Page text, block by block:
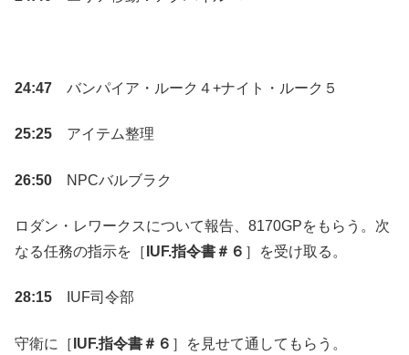
24:47 バンパイア・ルーク４+ナイト・ルーク５
25:25 アイテム整理
26:50 NPCバルブラク
ロダン・レワークスについて報告、8170GPをもらう。次
なる任務の指示を［ IUF.指令書＃６ ］を受け取る。
28:15 IUF司令部
守衛に［ IUF.指令書＃６ ］を見せて通してもらう。